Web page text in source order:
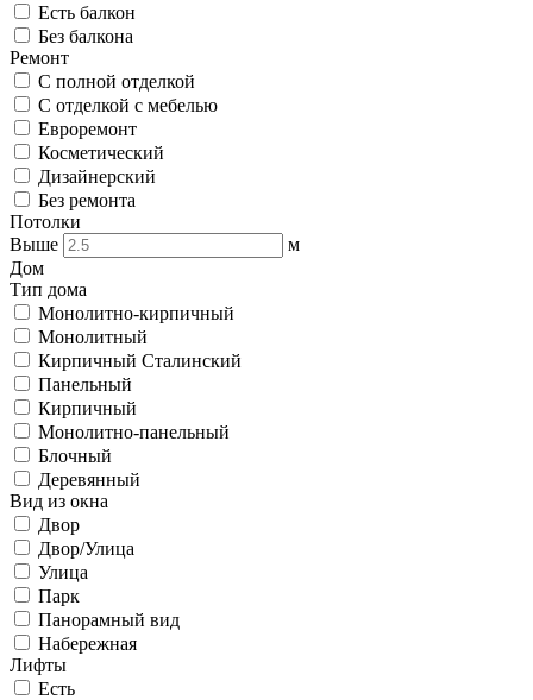
Есть балкон
Без балкона
Ремонт
С полной отделкой
С отделкой с мебелью
Евроремонт
Косметический
Дизайнерский
Без ремонта
Потолки
Выше
м
Дом
Тип дома
Монолитно-кирпичный
Монолитный
Кирпичный Сталинский
Панельный
Кирпичный
Монолитно-панельный
Блочный
Деревянный
Вид из окна
Двор
Двор/Улица
Улица
Парк
Панорамный вид
Набережная
Лифты
Есть